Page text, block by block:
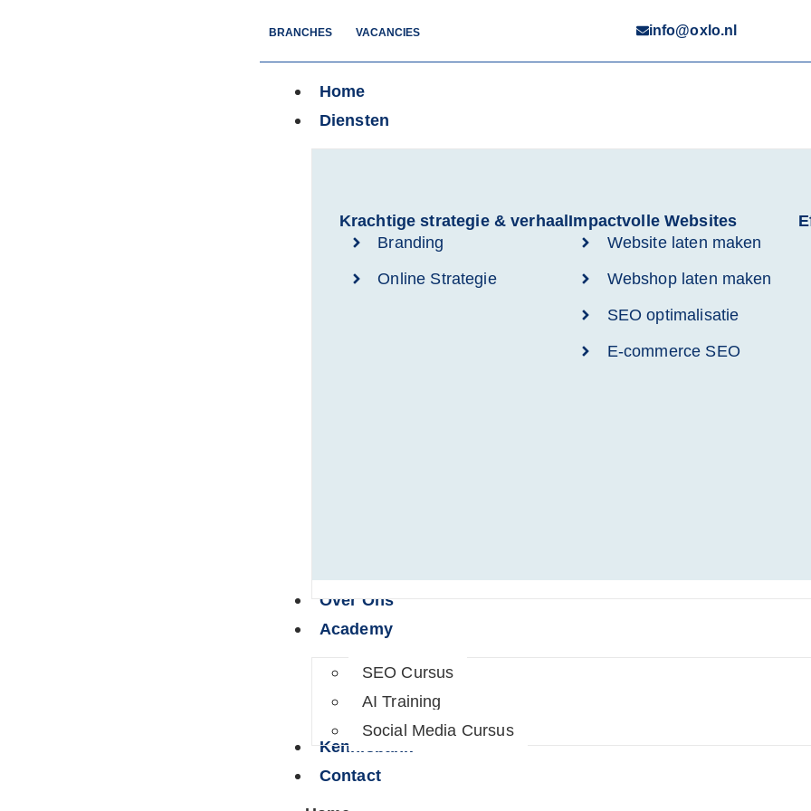
BRANCHES VACANCIES info@oxlo.nl
Home
Diensten
Krachtige strategie & verhaal
Branding
Online Strategie
Impactvolle Websites
Website laten maken
Webshop laten maken
SEO optimalisatie
E-commerce SEO
Over Ons
Academy
SEO Cursus
AI Training
Social Media Cursus
Kennisbank
Contact